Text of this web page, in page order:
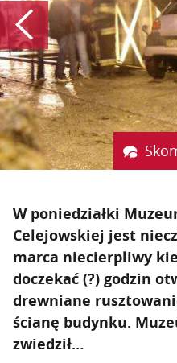
W poniedziałki
Celejowskiej jest
marca niecierpliwy
doczekać (?) godzin
drewniane
ścianę budynku.
zwiedził…